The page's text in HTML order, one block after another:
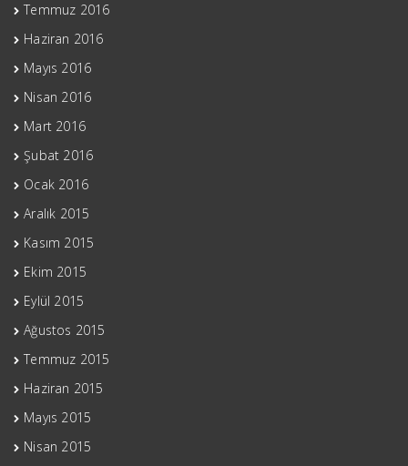
Temmuz 2016
Haziran 2016
Mayıs 2016
Nisan 2016
Mart 2016
Şubat 2016
Ocak 2016
Aralık 2015
Kasım 2015
Ekim 2015
Eylül 2015
Ağustos 2015
Temmuz 2015
Haziran 2015
Mayıs 2015
Nisan 2015